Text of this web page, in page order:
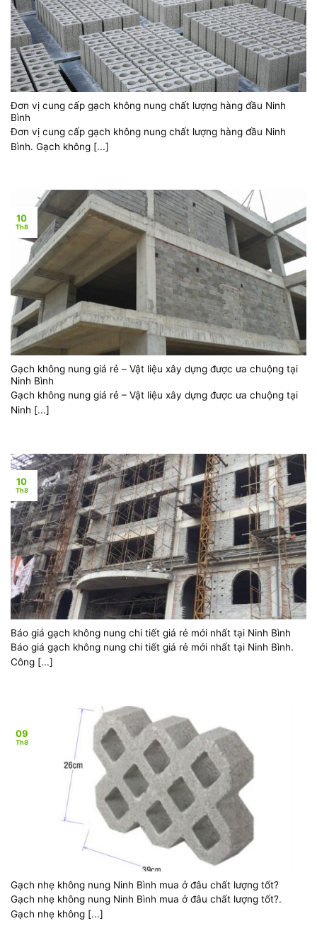
Đơn vị cung cấp gạch không nung chất lượng hàng đầu Ninh
Bình
Đơn vị cung cấp gạch không nung chất lượng hàng đầu Ninh
Bình. Gạch không [...]
Gạch không nung giá rẻ – Vật liệu xây dựng được ưa chuộng tại
Ninh Bình
Gạch không nung giá rẻ – Vật liệu xây dựng được ưa chuộng tại
Ninh [...]
10
Th8
Báo giá gạch không nung chi tiết giá rẻ mới nhất tại Ninh Bình
Báo giá gạch không nung chi tiết giá rẻ mới nhất tại Ninh Bình.
Công [...]
10
Th8
Gạch nhẹ không nung Ninh Bình mua ở đâu chất lượng tốt?
Gạch nhẹ không nung Ninh Bình mua ở đâu chất lượng tốt?.
Gạch nhẹ không [...]
09
Th8